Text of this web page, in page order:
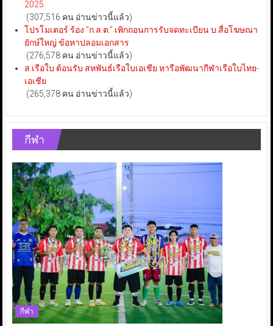
2025
(307,516 คน อ่านข่าวนี้แล้ว)
โปรโมเตอร์ ร้อง “ก.ล.ต.” เพิกถอนการรับจดทะเบียน บ.สื่อโฆษณา
ยักษ์ใหญ่ ข้อหาปลอมเอกสาร
(276,578 คน อ่านข่าวนี้แล้ว)
ส.เรือใบ ต้อนรับ สหพันธ์เรือใบเอเชีย หารือพัฒนากีฬาเรือใบไทย-
เอเชีย
(265,378 คน อ่านข่าวนี้แล้ว)
กีฬา
กีฬา